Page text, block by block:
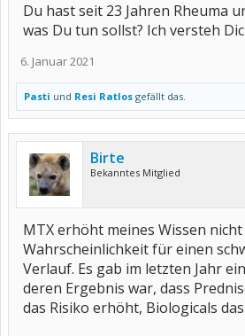
Du hast seit 23 Jahren Rheuma
was Du tun sollst? Ich versteh
6. Januar 2021
Pasti und Resi Ratlos gefällt das.
Birte
Bekanntes Mitglied
MTX erhöht meines Wissen nicht
Wahrscheinlichkeit für einen
Verlauf. Es gab im letzten Jahr
deren Ergebnis war, dass
das Risiko erhöht, Biologicals